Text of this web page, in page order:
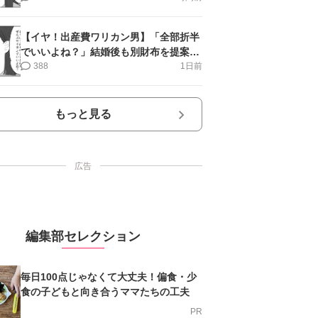
【イヤ！出産費ワリカン男】「全部折半
でいいよね？」結婚後も別財布を提案＜
第10話＞#4コマ母道場
1日前
388
もっと見る
広告
編集部セレクション
毎日100点じゃなくて大丈夫！偏食・少
食の子どもと向き合うママたちの工夫
PR